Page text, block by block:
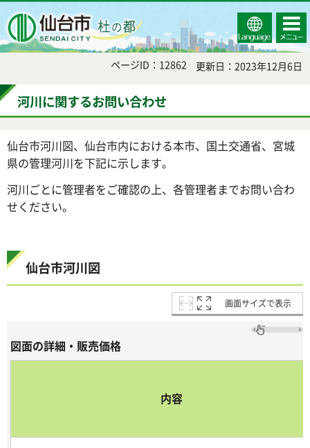
Select
Language
コンテ
ンツメ
ニュー
ページID：12862 更新日：2023年12月6日
河川に関するお問い合わせ
仙台市河川図、仙台市内における本市、国土交通省、宮城
県の管理河川を下記に示します。
河川ごとに管理者をご確認の上、各管理者までお問い合わ
せください。
仙台市河川図
画面サイズで表示
図面の詳細・販売価格
内容